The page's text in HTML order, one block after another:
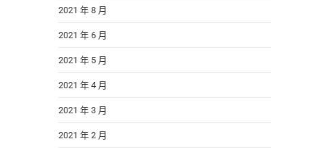
2021 年 8 月
2021 年 6 月
2021 年 5 月
2021 年 4 月
2021 年 3 月
2021 年 2 月